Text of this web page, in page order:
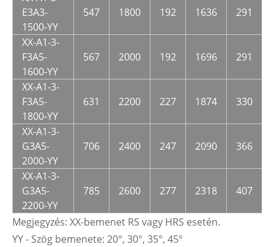
E3A3-
1500-YY
547 1800 192 1636 291
XX-A1-3-
F3A5-
1600-YY
567 2000 192 1696 291
XX-A1-3-
F3A5-
1800-YY
631 2200 227 1874 330
XX-A1-3-
G3A5-
2000-YY
706 2400 247 2090 366
XX-A1-3-
G3A5-
2200-YY
785 2600 277 2318 407
Megjegyzés: XX-bemenet RS vagy HRS esetén.
YY - Szög bemenete: 20°, 30°, 35°, 45°